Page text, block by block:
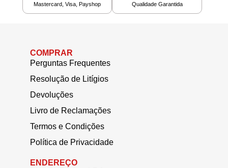
Mastercard, Visa, Payshop
Qualidade Garantida
COMPRAR
Perguntas Frequentes
Resolução de Litígios
Devoluções
Livro de Reclamações
Termos e Condições
Política de Privacidade
ENDEREÇO